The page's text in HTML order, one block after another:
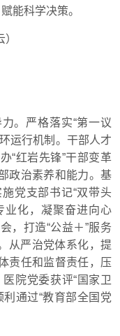
能科学决策。
。严格落实“第一议
运行机制。干部人才
“红岩先锋”干部变革
政治素养和能力。基
党支部书记“双带头
业化，凝聚奋进向心
，打造“公益＋”服务
从严治党体系化，提
责任和监督责任，压
院党委获评“国家卫
通过“教育部全国党